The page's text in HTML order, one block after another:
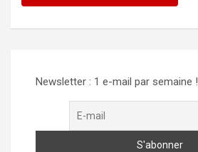
Newsletter : 1 e-mail par semaine !